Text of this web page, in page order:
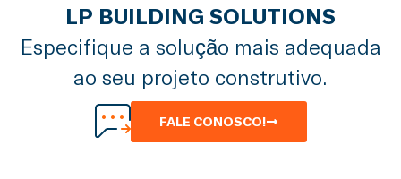
LP BUILDING SOLUTIONS
Especifique a solução mais adequada
ao seu projeto construtivo.
FALE CONOSCO!